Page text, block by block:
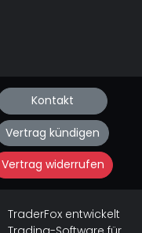
Kontakt
Vertrag kündigen
Vertrag widerrufen
TraderFox entwickelt